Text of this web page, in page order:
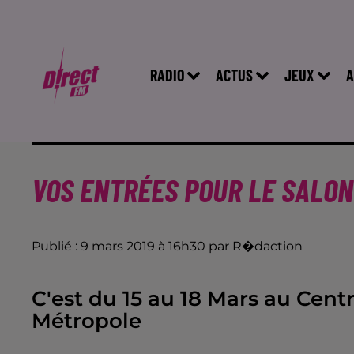
RADIO ACTUS JEUX
VOS ENTRÉES POUR LE
Publié : 9 mars 2019 à 16h30 par R�daction
C'est du 15 au 18 Mars au
Métropole